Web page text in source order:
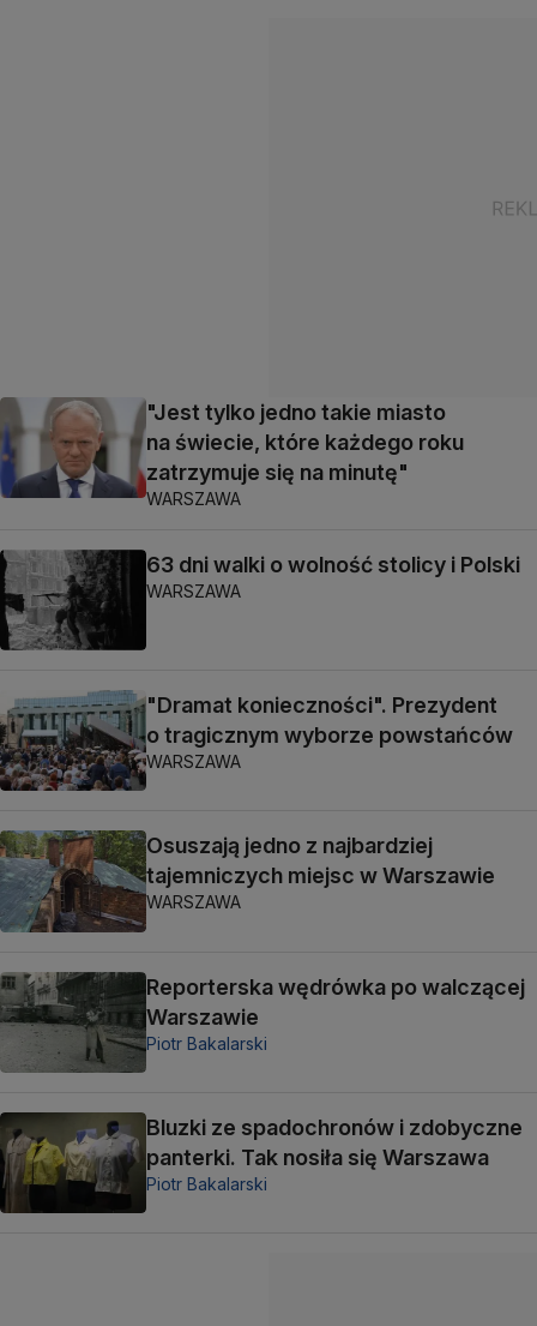
"Jest tylko jedno takie miasto
na świecie, które każdego roku
zatrzymuje się na minutę"
WARSZAWA
63 dni walki o wolność stolicy i Polski
WARSZAWA
"Dramat konieczności". Prezydent
o tragicznym wyborze powstańców
WARSZAWA
Osuszają jedno z najbardziej
tajemniczych miejsc w Warszawie
WARSZAWA
Reporterska wędrówka po walczącej
Warszawie
Piotr Bakalarski
Bluzki ze spadochronów i zdobyczne
panterki. Tak nosiła się Warszawa
Piotr Bakalarski